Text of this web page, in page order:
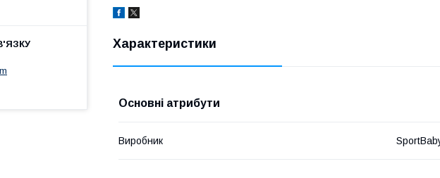
Характеристики
Основні атрибути
Виробник